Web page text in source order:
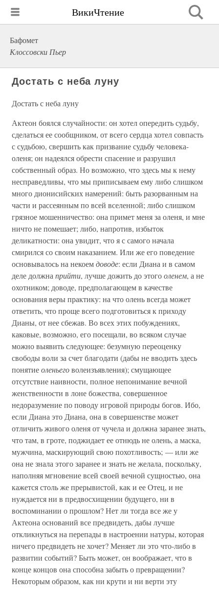
ВикиЧтение
Бафомет
Клоссовски Пьер
Достать с неба луну
Достать с неба луну
Актеон боялся случайности: он хотел опередить судьбу,
сделаться ее сообщником, от всего сердца хотел совпасть
с судьбою, свершить как призвание судьбу человека-
оленя; он надеялся обрести спасение и разрушил
собственный образ. Но возможно, что здесь мы к нему
несправедливы, что мы приписываем ему либо слишком
много дионисийских намерений: быть разорванным на
части и рассеянным по всей вселенной; либо слишком
грязное мошенничество: она примет меня за оленя, и мне
ничто не помешает; либо, напротив, избыток
деликатности: она увидит, что я с самого начала
смирился со своим наказанием. Или же его поведение
основывалось на некоемдоводе: если Диана и в самом
деле должна прийти, лучше дожить до этогооленем, а не
охотником; доводе, предполагающем в качестве
основания веры практику: на что олень всегда может
ответить, что проще всего подготовиться к приходу
Дианы, от нее сбежав. Во всех этих побуждениях,
каковые, возможно, его посещали, во всяком случае
можно выявить следующее: безумную переоценку
свободы воли за счет благодати (дабы не вводить здесь
понятиеоленьеговолеизъявления); смущающее
отсутствие наивности, полное непонимание вечной
женственности в лоне божества, совершенное
недоразумение по поводу игровой природы богов. Ибо,
если Диана это Диана, она в совершенстве может
отличить живого оленя от чучела и должна заранее знать,
что там, в гроте, поджидает ее отнюдь не олень, а маска,
мужчина, маскирующий свою похотливость; — или же
она не знала этого заранее и знать не желала, поскольку,
наполняя мгновение всей своей вечной сущностью, она
кажется столь же прерывистой, как и ее Отец, и не
нуждается ни в предвосхищении будущего, ни в
воспоминании о прошлом? Нет ли тогда все же у
Актеона оснований все предвидеть, дабы лучше
откликнуться на перепады в настроении натуры, которая
ничего предвидеть не хочет? Меняет ли это что-либо в
развитии событий? Быть может, он воображает, что в
конце концов она способна забыть о превращении?
Некоторым образом, как ни крути и ни верти эту